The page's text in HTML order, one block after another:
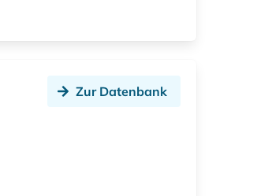
Zur Datenbank